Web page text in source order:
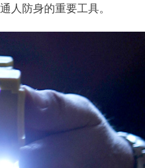
人防身的重要工具。